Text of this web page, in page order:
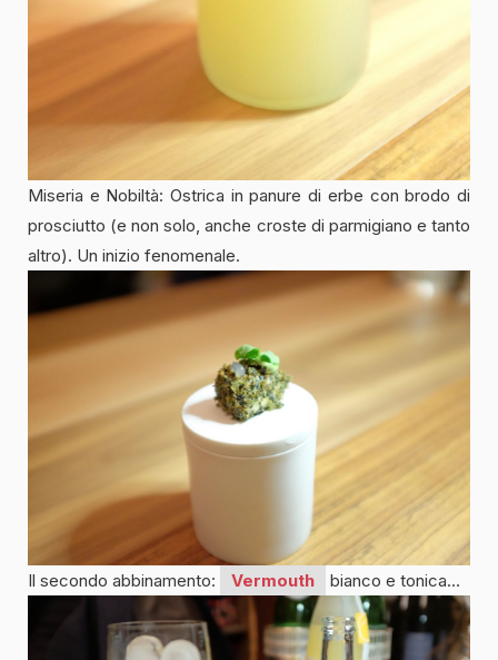
Miseria e Nobiltà: Ostrica in panure di erbe con brodo di
prosciutto (e non solo, anche croste di parmigiano e tanto
altro). Un inizio fenomenale.
Il secondo abbinamento: Vermouth bianco e tonica…